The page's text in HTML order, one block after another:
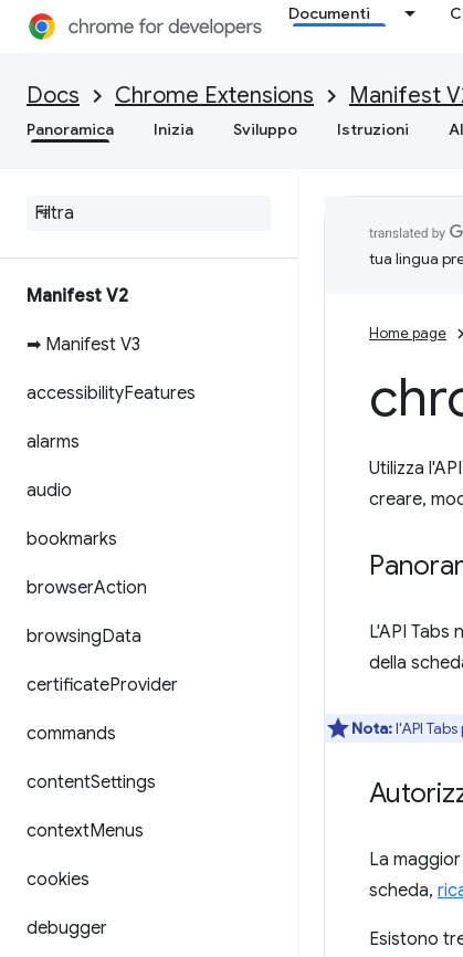
Documenti
Docs Chrome Extensions Manifest
Panoramica Inizia Sviluppo Istruzioni AI
Manifest V2
➡ Manifest V3
accessibilityFeatures
alarms
audio
bookmarks
browserAction
browsingData
certificateProvider
commands
contentSettings
contextMenus
cookies
debugger
tua lingua
Home page
Utilizza l'API
creare,
L'API Tabs
della
Nota:l'API
La
scheda,
Esistono